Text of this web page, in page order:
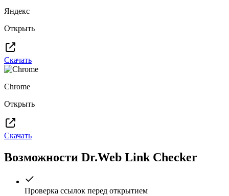
Яндекс
Открыть
Скачать
Chrome
Открыть
Скачать
Возможности Dr.Web Link Checker
Проверка ссылок перед открытием